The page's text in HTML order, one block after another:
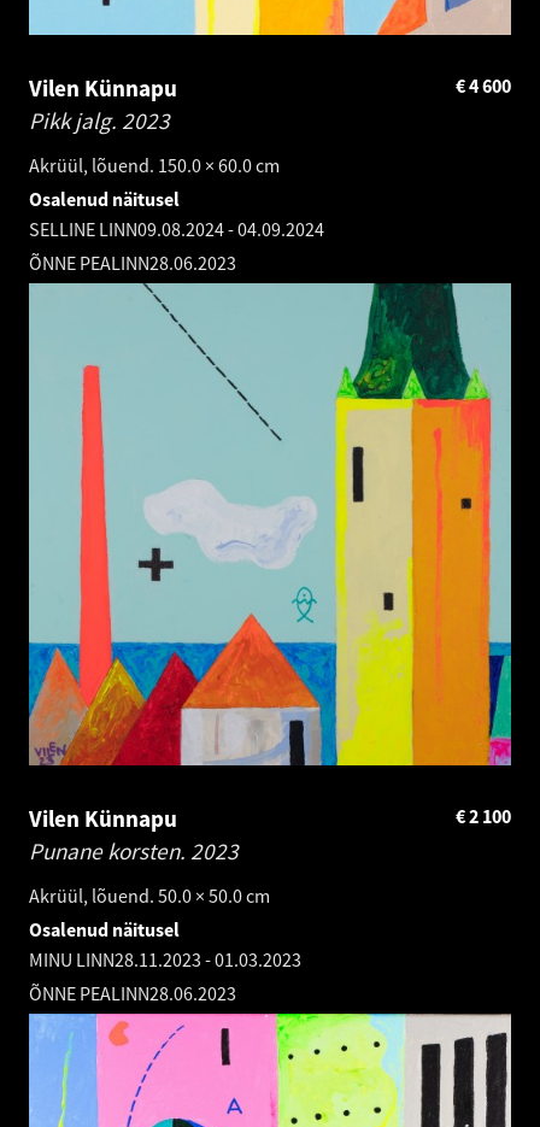
Vilen Künnapu
Pikk jalg. 2023
Akrüül, lõuend. 150.0 × 60.0 cm
4 600
€
Osalenud näitusel
SELLINE LINN09.08.2024-04.09.2024
ÕNNE PEALINN28.06.2023
Vilen Künnapu
Punane korsten. 2023
Akrüül, lõuend. 50.0 × 50.0 cm
2 100
€
Osalenud näitusel
MINU LINN28.11.2023 -01.03.2023
ÕNNE PEALINN28.06.2023